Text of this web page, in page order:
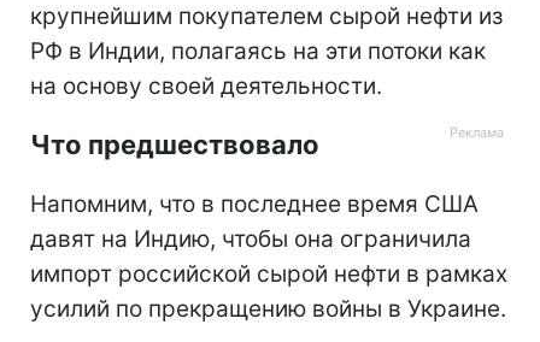
крупнейшим покупателем сырой нефти из
РФ в Индии, полагаясь на эти потоки как
на основу своей деятельности.
Что предшествовало
Напомним, что в последнее время США
давят на Индию, чтобы она ограничила
импорт российской сырой нефти в рамках
усилий по прекращению войны в Украине.